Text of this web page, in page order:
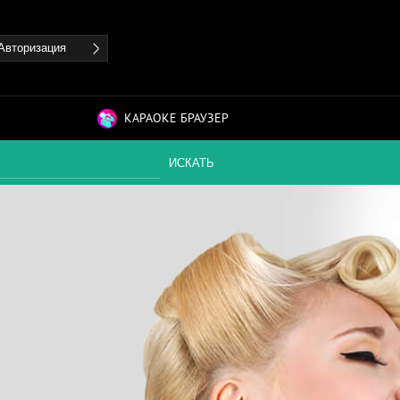
КАРАОКЕ БРАУЗЕР
ИСКАТЬ